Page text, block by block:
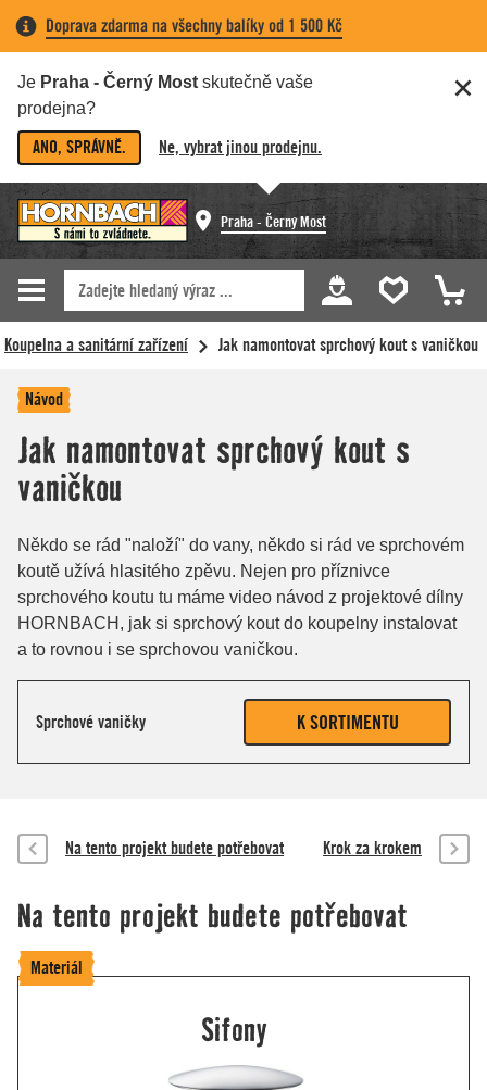
Doprava zdarma na všechny balíky od 1 500 Kč
Je Praha - Černý Most skutečně vaše
prodejna?
ANO, SPRÁVNĚ. Ne, vybrat jinou prodejnu.
Praha - Černý Most